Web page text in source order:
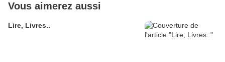
Vous aimerez aussi
Lire, Livres..